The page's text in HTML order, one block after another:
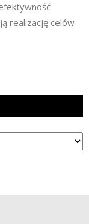
realizację celów